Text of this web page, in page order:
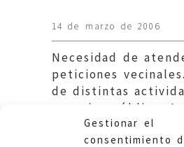
Gestionar el
consentimiento
14 de marzo de 2006
Necesidad de
peticiones
de distintas
espacios
de Fraga.